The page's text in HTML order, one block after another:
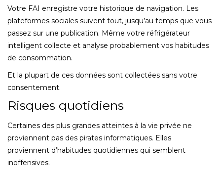
Votre FAI enregistre votre historique de navigation. Les
plateformes sociales suivent tout, jusqu’au temps que vous
passez sur une publication. Même votre réfrigérateur
intelligent collecte et analyse probablement vos habitudes
de consommation.
Et la plupart de ces données sont collectées sans votre
consentement.
Risques quotidiens
Certaines des plus grandes atteintes à la vie privée ne
proviennent pas des pirates informatiques. Elles
proviennent d’habitudes quotidiennes qui semblent
inoffensives.